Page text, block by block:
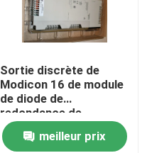
Sortie discrète de
Modicon 16 de module
de diode de
redondance de
140DRA84000
Schneidermeilleur prix